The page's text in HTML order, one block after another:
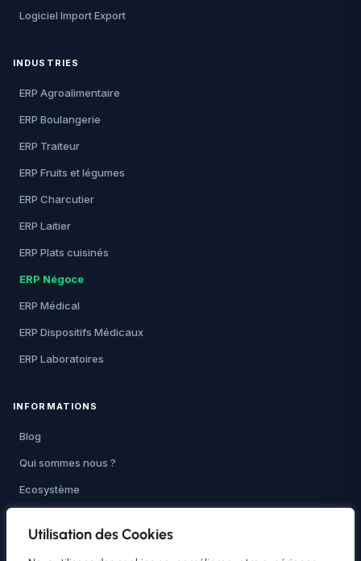
Utilisation des Cookies
Logiciel Import Export
INDUSTRIES
ERP Agroalimentaire
ERP Boulangerie
ERP Traiteur
ERP Fruits et légumes
ERP Charcutier
ERP Laitier
ERP Plats cuisinés
ERP Négoce
ERP Médical
ERP Dispositifs Médicaux
ERP Laboratoires
INFORMATIONS
Blog
Qui sommes nous ?
Ecosystème
Nouveau : ERP IA